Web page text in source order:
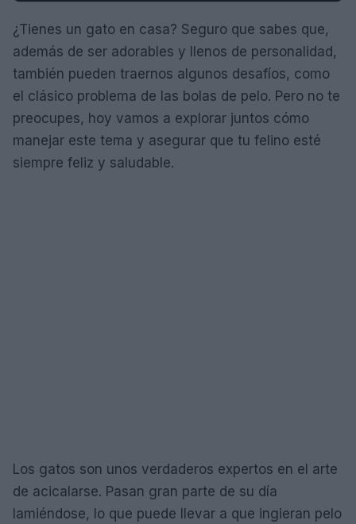
¿Tienes un gato en casa? Seguro que sabes que,
además de ser adorables y llenos de personalidad,
también pueden traernos algunos desafíos, como
el clásico problema de las bolas de pelo. Pero no te
preocupes, hoy vamos a explorar juntos cómo
manejar este tema y asegurar que tu felino esté
siempre feliz y saludable.
Los gatos son unos verdaderos expertos en el arte
de acicalarse. Pasan gran parte de su día
lamiéndose, lo que puede llevar a que ingieran pelo